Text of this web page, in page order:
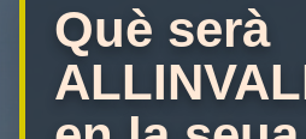
Què serà